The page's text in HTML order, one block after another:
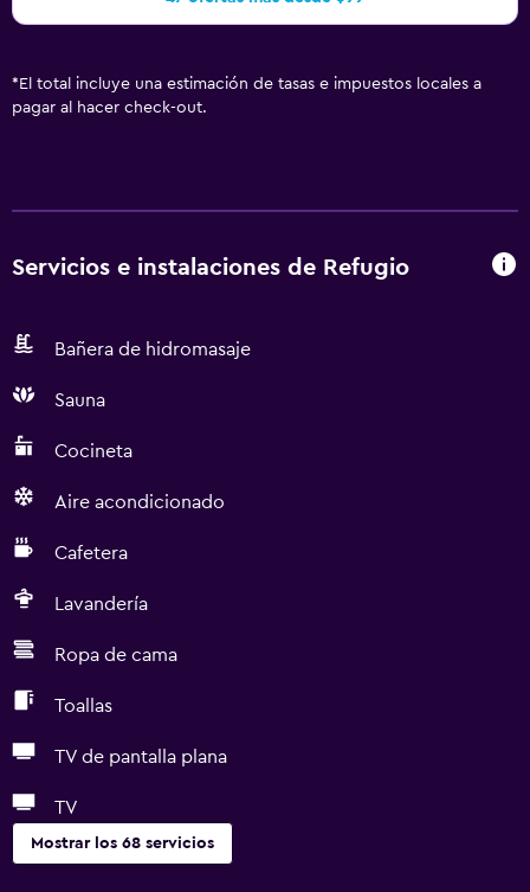
* El total incluye una estimación de tasas e impuestos locales a
pagar al hacer check-out.
Servicios e instalaciones de Refugio
Bañera de hidromasaje
Sauna
Cocineta
Aire acondicionado
Cafetera
Lavandería
Ropa de cama
Toallas
TV de pantalla plana
TV
Mostrar los 68 servicios